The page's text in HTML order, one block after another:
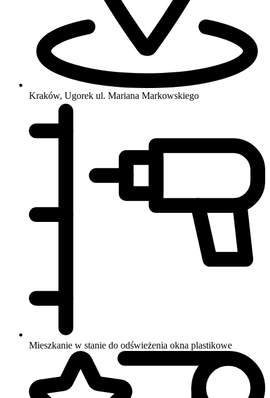
Kraków, Ugorek ul. Mariana Markowskiego
Mieszkanie w stanie do odświeżenia okna plastikowe